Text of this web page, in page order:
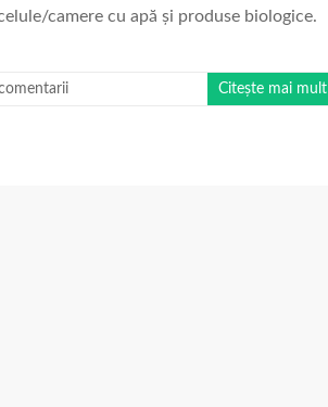
camere cu apă și produse biologice.
Citește mai mult